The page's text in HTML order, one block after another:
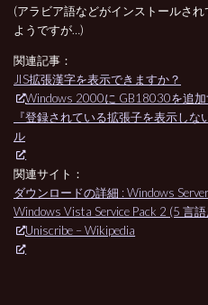
(アラビア語などがインストールさ
ようですが…)
関連記事：
JIS拡張漢字を表示できますか？
Windows 2000に GB18030を追加
『登録されている拡張子を表示し
ル
関連サイト：
ダウンロードの詳細 : Windows
Windows Vista Service Pack 2 (5 言
Uniscribe – Wikipedia